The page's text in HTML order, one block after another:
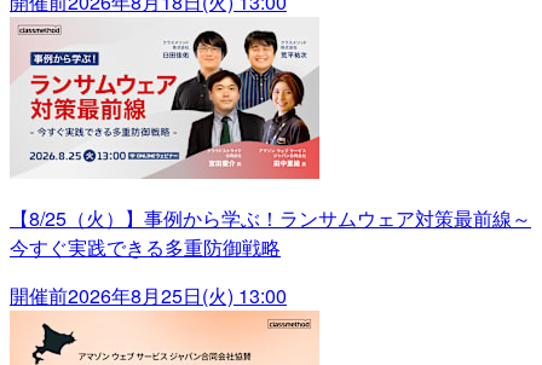
【8/25（火）】事例から学ぶ！ランサムウェア対策最前線～
今すぐ実践できる多重防御戦略
開催前2026年8月25日(火) 13:00